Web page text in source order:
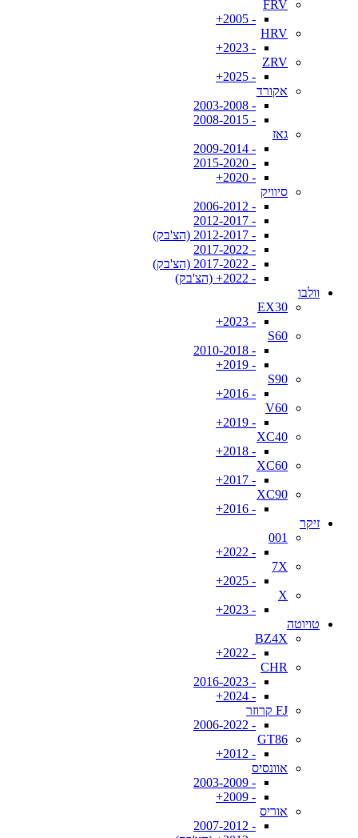
FRV
- 2005+
HRV
- 2023+
ZRV
- 2025+
אקורד
- 2003-2008
- 2008-2015
גאז
- 2009-2014
- 2015-2020
- 2020+
סיוויק
- 2006-2012
- 2012-2017
- 2012-2017 (הצ'בק)
- 2017-2022
- 2017-2022 (הצ'בק)
- 2022+ (הצ'בק)
וולבו
EX30
- 2023+
S60
- 2010-2018
- 2019+
S90
- 2016+
V60
- 2019+
XC40
- 2018+
XC60
- 2017+
XC90
- 2016+
זיקר
001
- 2022+
7X
- 2025+
X
- 2023+
טויוטה
BZ4X
- 2022+
CHR
- 2016-2023
- 2024+
FJ קרוזר
- 2006-2022
GT86
- 2012+
אוונסיס
- 2003-2009
- 2009+
אוריס
- 2007-2012